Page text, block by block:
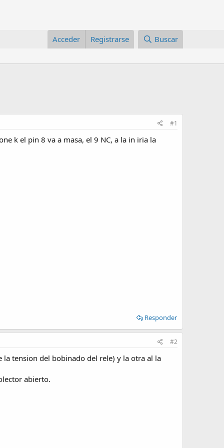
Acceder Registrarse Buscar
#1
k el pin 8 va a masa, el 9 NC, a la in iria la
Responder
#2
tension del bobinado del rele) y la otra al la
abierto.